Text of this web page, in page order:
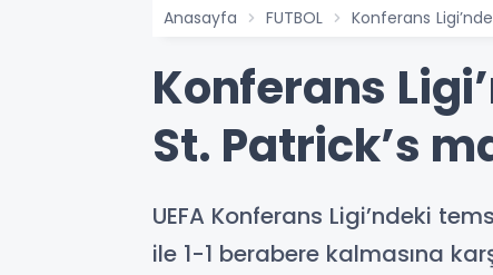
Anasayfa FUTBOL Konferans
Konferans
St. Patrick’s
UEFA Konferans Ligi’ndeki
ile 1-1 berabere kalmasına